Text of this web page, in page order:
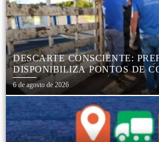
DESCARTE CONSCIENTE:
DISPONIBILIZA PONTOS DE
DESCARTE
PNEUS, GARANTINDO
E PRESERVAÇÃO AMBIENTAL
6 de agosto de 2026